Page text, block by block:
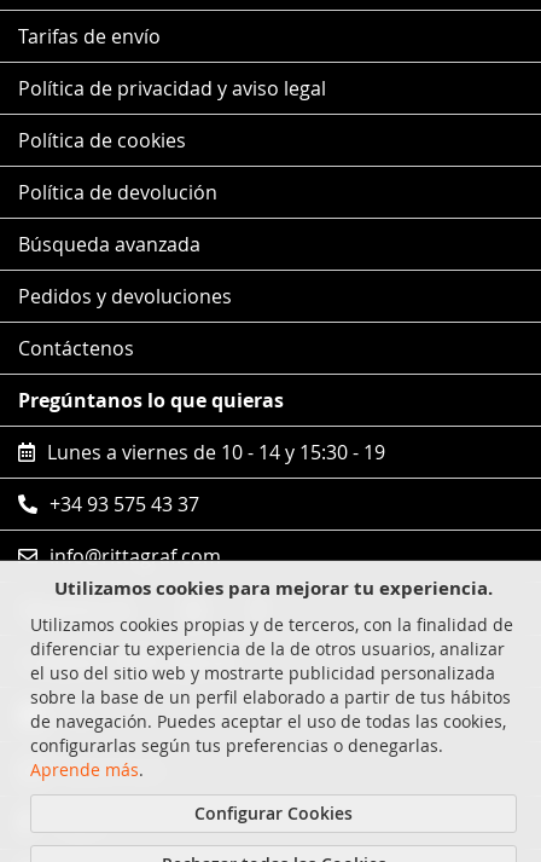
Utilizamos cookies para mejorar tu experiencia.
Utilizamos cookies propias y de terceros, con la finalidad de
diferenciar tu experiencia de la de otros usuarios, analizar
el uso del sitio web y mostrarte publicidad personalizada
sobre la base de un perfil elaborado a partir de tus hábitos
de navegación. Puedes aceptar el uso de todas las cookies,
configurarlas según tus preferencias o denegarlas.
Aprende más.
Configurar Cookies
Tarifas de envío
Política de privacidad y aviso legal
Política de cookies
Política de devolución
Búsqueda avanzada
Pedidos y devoluciones
Contáctenos
Pregúntanos lo que quieras
Lunes a viernes de 10 - 14 y 15:30 - 19
+34 93 575 43 37
info@rittagraf.com
Compras 100% seguras
Visa
MasterCard